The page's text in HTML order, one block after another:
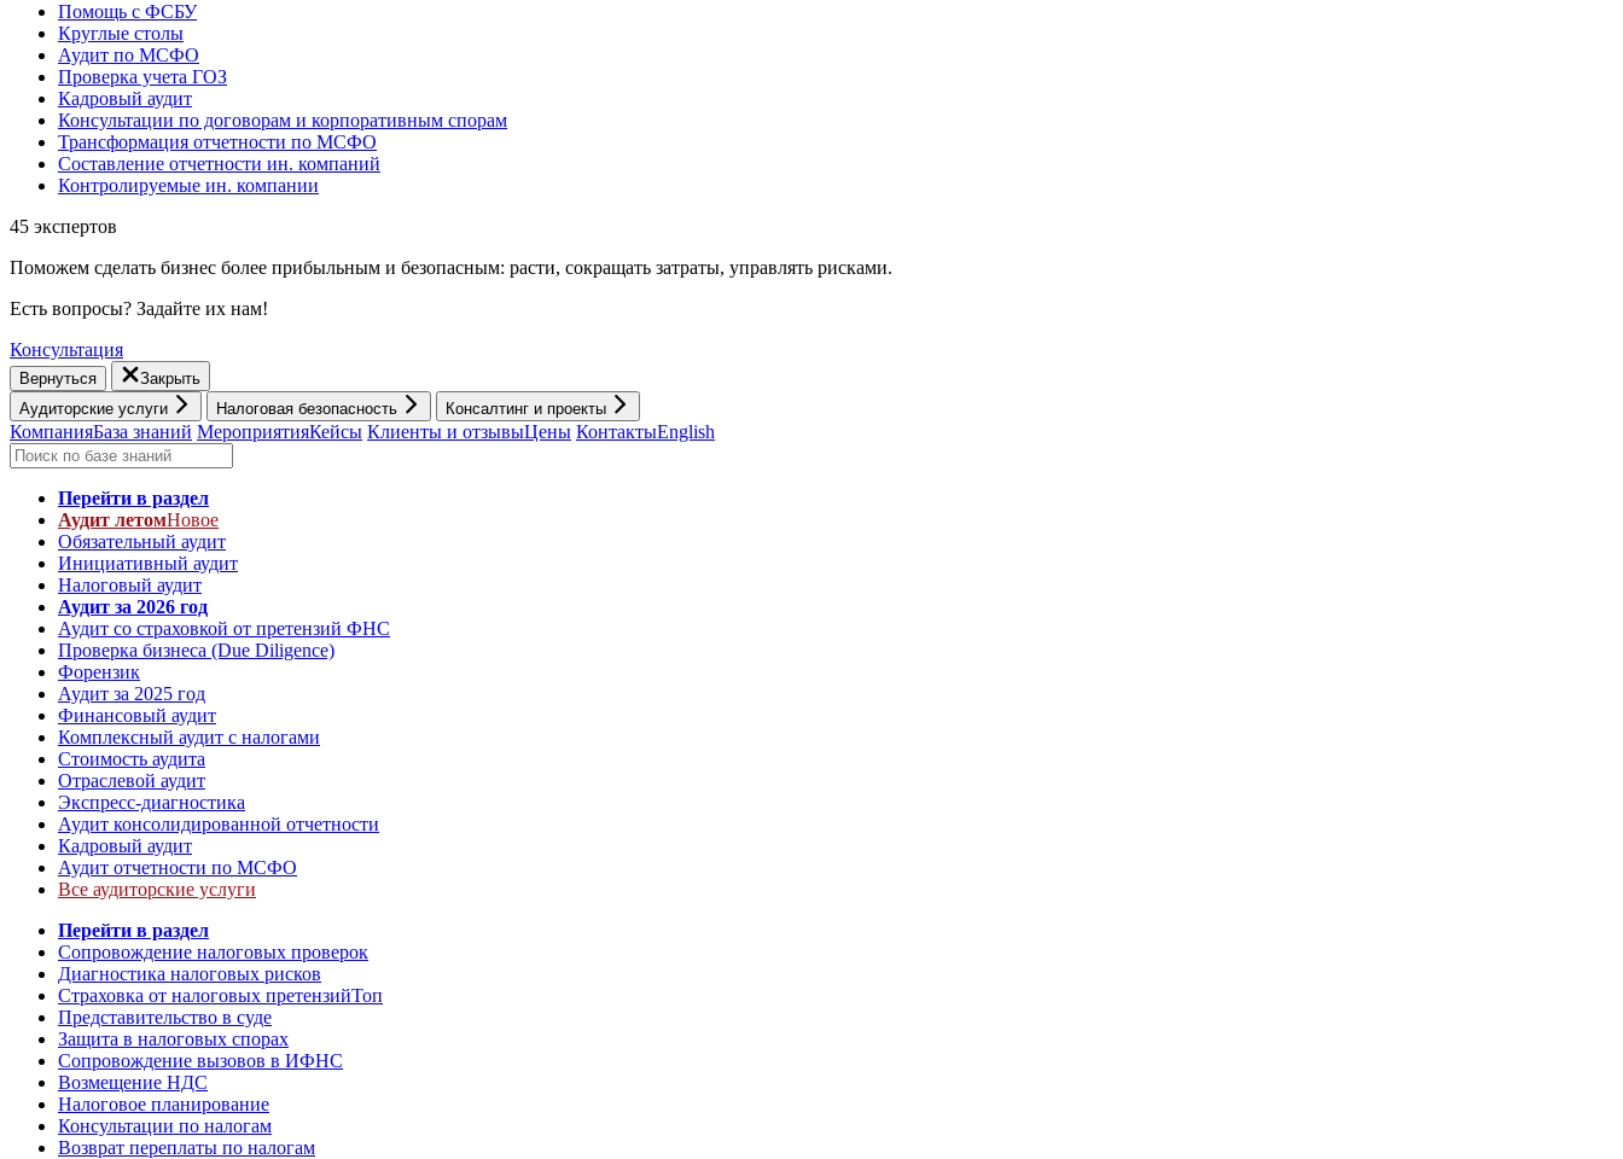
Помощь с ФСБУ
Круглые столы
Аудит по МСФО
Проверка учета ГОЗ
Кадровый аудит
Консультации по договорам и корпоративным спорам
Трансформация отчетности по МСФО
Составление отчетности ин. компаний
Контролируемые ин. компании
45 экспертов
Поможем сделать бизнес более прибыльным и безопасным: расти, cокращать затраты, управлять рисками.
Есть вопросы? Задайте их нам!
Консультация
Вернуться
Закрыть
Аудиторские услуги
Налоговая безопасность Консалтинг и проекты
КомпанияБаза знаний МероприятияКейсы Клиенты и отзывыЦены КонтактыEnglish
Перейти в раздел
Аудит летомНовое
Обязательный аудит
Инициативный аудит
Налоговый аудит
Аудит за 2026 год
Аудит со страховкой от претензий ФНС
Проверка бизнеса (Due Diligence)
Форензик
Аудит за 2025 год
Финансовый аудит
Комплексный аудит с налогами
Стоимость аудита
Отраслевой аудит
Экспресс-диагностика
Аудит консолидированной отчетности
Кадровый аудит
Аудит отчетности по МСФО
Все аудиторские услуги
Перейти в раздел
Сопровождение налоговых проверок
Диагностика налоговых рисков
Страховка от налоговых претензийТоп
Представительство в суде
Защита в налоговых спорах
Сопровождение вызовов в ИФНС
Возмещение НДС
Налоговое планирование
Консультации по налогам
Возврат переплаты по налогам